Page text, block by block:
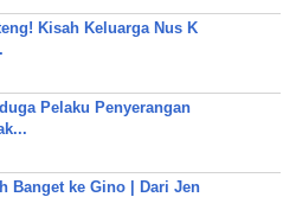
Kisah Keluarga Nus K
Pelaku Penyerangan
Banget ke Gino | Dari Jen